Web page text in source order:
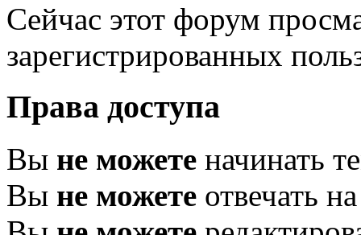
Сейчас этот форум
зарегистрированных
Права доступа
Вы не можете начинать
Вы не можете отвечать